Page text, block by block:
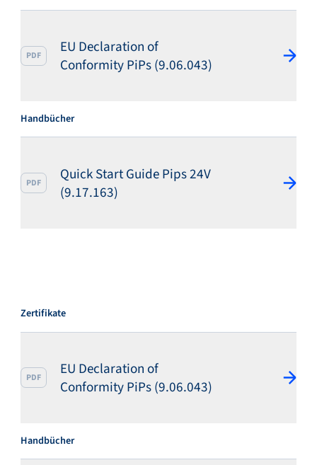
PDF
EU Declaration of
Conformity PiPs (9.06.043)
Handbücher
PDF
Quick Start Guide Pips 24V
(9.17.163)
Zertifikate
PDF
EU Declaration of
Conformity PiPs (9.06.043)
Handbücher